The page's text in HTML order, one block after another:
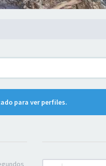
para ver perfiles.